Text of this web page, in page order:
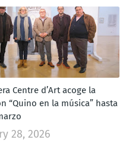
Centre d’Art acoge la
“Quino en la música” hasta
28, 2026